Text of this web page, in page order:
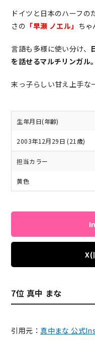
ドイツと日本のハーフ
さの 「早瀬 ノエル」 ちゃ
言語も多様に使い分け、
を話せるマルチリンガル。
末っ子らしい甘え上手な
生年月日(年齢)
2003年12月29日 (21歳)
担当カラー
黄色
7位 真中 まな
引用元：真中まな 公式